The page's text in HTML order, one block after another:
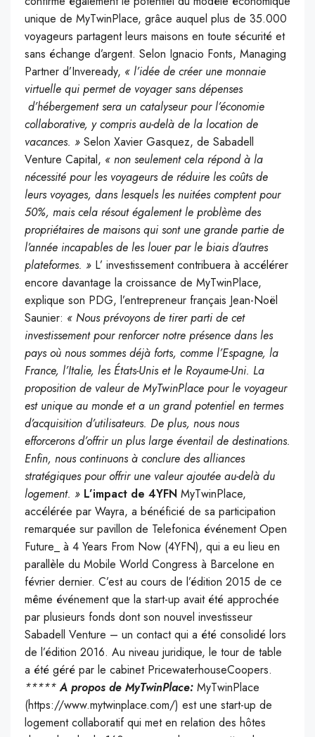
unique de MyTwinPlace, grâce auquel plus de 35.000
voyageurs partagent leurs maisons en toute sécurité et
sans échange d’argent. Selon Ignacio Fonts, Managing
Partner d’Inveready, « l’idée de créer une monnaie
virtuelle qui permet de voyager sans dépenses
d’hébergement sera un catalyseur pour l’économie
collaborative, y compris au-delà de la location de
vacances. » Selon Xavier Gasquez, de Sabadell
Venture Capital, « non seulement cela répond à la
nécessité pour les voyageurs de réduire les coûts de
leurs voyages, dans lesquels les nuitées comptent pour
50%, mais cela résout également le problème des
propriétaires de maisons qui sont une grande partie de
l’année incapables de les louer par le biais d’autres
plateformes. » L’ investissement contribuera à accélérer
encore davantage la croissance de MyTwinPlace,
explique son PDG, l’entrepreneur français Jean-Noël
Saunier: « Nous prévoyons de tirer parti de cet
investissement pour renforcer notre présence dans les
pays où nous sommes déjà forts, comme l’Espagne, la
France, l’Italie, les États-Unis et le Royaume-Uni. La
proposition de valeur de MyTwinPlace pour le voyageur
est unique au monde et a un grand potentiel en termes
d’acquisition d’utilisateurs. De plus, nous nous
efforcerons d’offrir un plus large éventail de destinations.
Enfin, nous continuons à conclure des alliances
stratégiques pour offrir une valeur ajoutée au-delà du
logement. » L’impact de 4YFN MyTwinPlace,
accélérée par Wayra, a bénéficié de sa participation
remarquée sur pavillon de Telefonica événement Open
Future_ à 4 Years From Now (4YFN), qui a eu lieu en
parallèle du Mobile World Congress à Barcelone en
février dernier. C’est au cours de l’édition 2015 de ce
même événement que la start-up avait été approchée
par plusieurs fonds dont son nouvel investisseur
Sabadell Venture – un contact qui a été consolidé lors
de l’édition 2016. Au niveau juridique, le tour de table
a été géré par le cabinet PricewaterhouseCoopers.
***** A propos de MyTwinPlace: MyTwinPlace
(https://www.mytwinplace.com/) est une start-up de
logement collaboratif qui met en relation des hôtes